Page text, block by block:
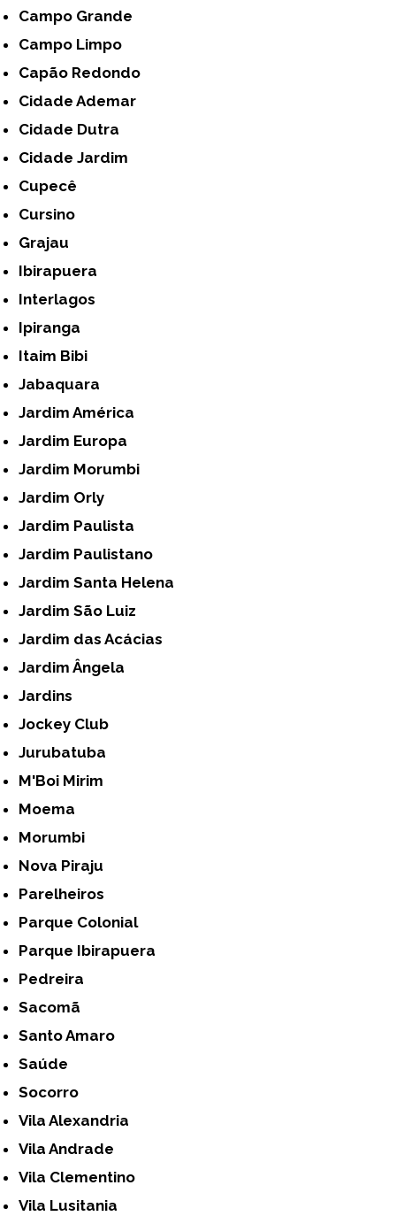
Campo Grande
Campo Limpo
Capão Redondo
Cidade Ademar
Cidade Dutra
Cidade Jardim
Cupecê
Cursino
Grajau
Ibirapuera
Interlagos
Ipiranga
Itaim Bibi
Jabaquara
Jardim América
Jardim Europa
Jardim Morumbi
Jardim Orly
Jardim Paulista
Jardim Paulistano
Jardim Santa Helena
Jardim São Luiz
Jardim das Acácias
Jardim Ângela
Jardins
Jockey Club
Jurubatuba
M'Boi Mirim
Moema
Morumbi
Nova Piraju
Parelheiros
Parque Colonial
Parque Ibirapuera
Pedreira
Sacomã
Santo Amaro
Saúde
Socorro
Vila Alexandria
Vila Andrade
Vila Clementino
Vila Lusitania